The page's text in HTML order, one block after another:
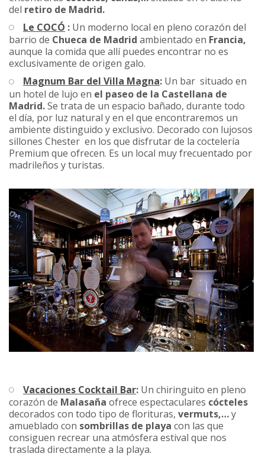
del retiro de Madrid.
Le COCÓ : Un moderno local en pleno corazón del
barrio de Chueca de Madrid ambientado en Francia,
aunque la comida que allí puedes encontrar no es
exclusivamente de origen galo.
Magnum Bar del Villa Magna: Un bar situado en
un hotel de lujo en el paseo de la Castellana de
Madrid.Se trata de un espacio bañado, durante todo
el día, por luz natural y en el que encontraremos un
ambiente distinguido y exclusivo. Decorado con lujosos
sillones Chester en los que disfrutar de la coctelería
Premium que ofrecen. Es un local muy frecuentado por
madrileños y turistas.
Vacaciones Cocktail Bar: Un chiringuito en pleno
corazón de Malasaña ofrece espectaculares cócteles
decorados con todo tipo de florituras, vermuts,…y
amueblado con sombrillas de playa con las que
consiguen recrear una atmósfera estival que nos
traslada directamente a la playa.